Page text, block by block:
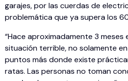
garajes, por las cuerdas de
problemática que ya supera los
“Hace aproximadamente 3
situación terrible, no solamente
puntos más donde existe
ratas. Las personas no toman